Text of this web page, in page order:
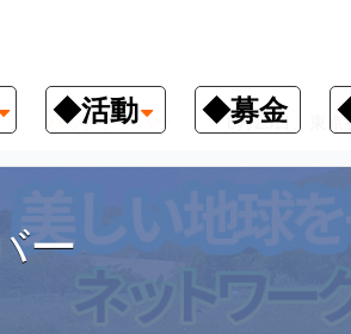
◆活動 ◆募金
バックナンバー 8月26日、東
ー